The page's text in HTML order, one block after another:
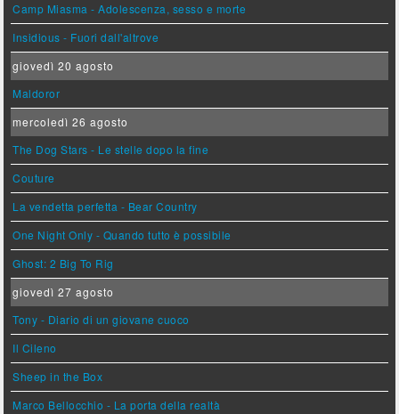
Camp Miasma - Adolescenza, sesso e morte
Insidious - Fuori dall'altrove
giovedì 20 agosto
Maldoror
mercoledì 26 agosto
The Dog Stars - Le stelle dopo la fine
Couture
La vendetta perfetta - Bear Country
One Night Only - Quando tutto è possibile
Ghost: 2 Big To Rig
giovedì 27 agosto
Tony - Diario di un giovane cuoco
Il Cileno
Sheep in the Box
Marco Bellocchio - La porta della realtà